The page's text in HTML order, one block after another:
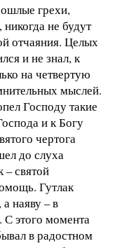
грехи,
не будут
отчаяния. Целых
и не знал, к
на четвертую
мыслей.
Господу такие
и к Богу
чертога
до слуха
святой
Гутлак
наяву – в
С этого момента
в радостном